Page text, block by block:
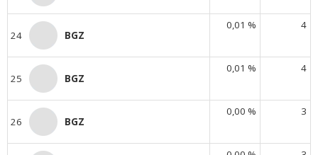
24 BGZ
0,01 % 4
25 BGZ
0,01 % 4
26 BGZ
0,00 % 3